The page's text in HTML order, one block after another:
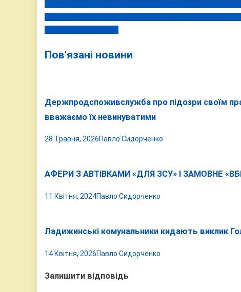
Навігація
записів
Пов'язані новини
Держпродспоживслужба про підозри своїм
вважаємо їх невинуватими
28 Травня, 2026Павло Сидорченко
АФЕРИ З АВТІВКАМИ «ДЛЯ ЗСУ» І ЗАМОВНЕ
11 Квітня, 2024Павло Сидорченко
Ладижинські комунальники кидають виклик
14 Квітня, 2026Павло Сидорченко
Залишити відповідь